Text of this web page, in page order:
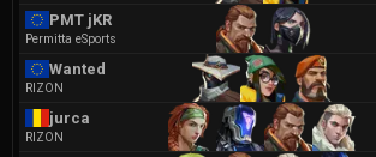
PMT jKR
Permitta eSports
Wanted
RIZON
jurca
RIZON